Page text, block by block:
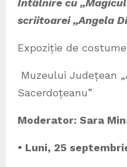
Întâlnire cu
scriitoarei „Angela
Expoziție de
Muzeului Județean
Sacerdoțeanu”
Moderator: Sara
• Luni, 25